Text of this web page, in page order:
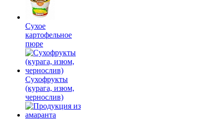
Сухое
картофельное
пюре
Сухофрукты
(курага, изюм,
чернослив)